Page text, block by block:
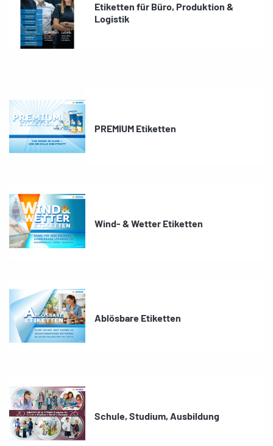
Etiketten für Büro, Produktion &
Logistik
PREMIUM Etiketten
Wind- & Wetter Etiketten
Ablösbare Etiketten
Schule, Studium, Ausbildung